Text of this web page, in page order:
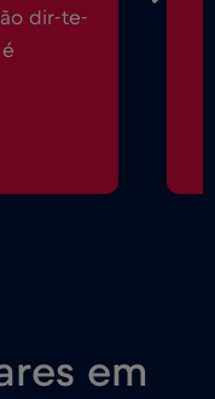
dir-te-
em